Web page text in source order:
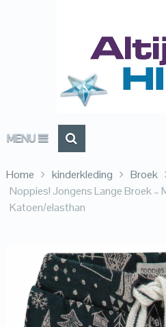
MENU
Home kinderkleding
Broek
Noppies! Jongens Lange Broek –
Katoen/elasthan